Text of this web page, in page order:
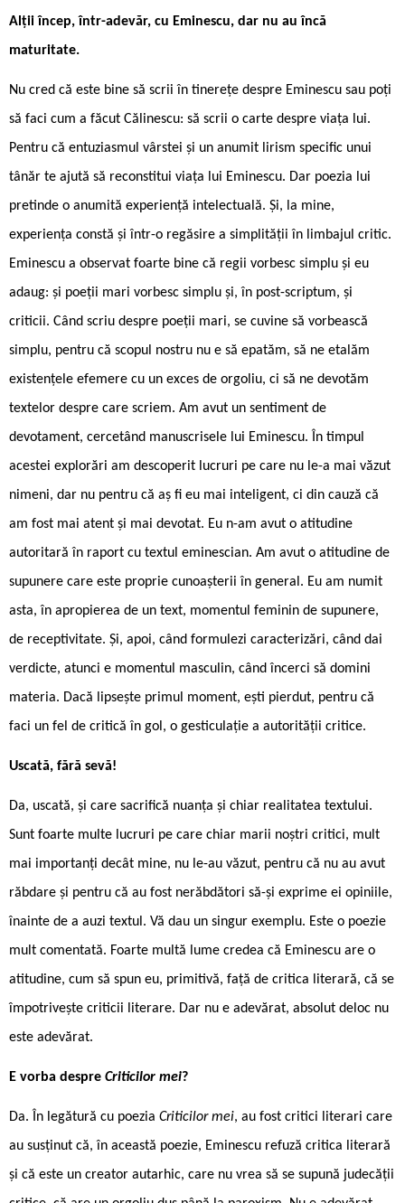
Alții încep, într-adevăr, cu Eminescu, dar nu au încă
maturitate.
Nu cred că este bine să scrii în tinerețe despre Eminescu sau poți
să faci cum a făcut Călinescu: să scrii o carte despre viața lui.
Pentru că entuziasmul vârstei și un anumit lirism specific unui
tânăr te ajută să reconstitui viața lui Eminescu. Dar poezia lui
pretinde o anumită experiență intelectuală. Și, la mine,
experiența constă și într-o regăsire a simplității în limbajul critic.
Eminescu a observat foarte bine că regii vorbesc simplu și eu
adaug: și poeții mari vorbesc simplu și, în post-scriptum, și
criticii. Când scriu despre poeții mari, se cuvine să vorbească
simplu, pentru că scopul nostru nu e să epatăm, să ne etalăm
existențele efemere cu un exces de orgoliu, ci să ne devotăm
textelor despre care scriem. Am avut un sentiment de
devotament, cercetând manuscrisele lui Eminescu. În timpul
acestei explorări am descoperit lucruri pe care nu le-a mai văzut
nimeni, dar nu pentru că aș fi eu mai inteligent, ci din cauză că
am fost mai atent și mai devotat. Eu n-am avut o atitudine
autoritară în raport cu textul eminescian. Am avut o atitudine de
supunere care este proprie cunoașterii în general. Eu am numit
asta, în apropierea de un text, momentul feminin de supunere,
de receptivitate. Și, apoi, când formulezi caracterizări, când dai
verdicte, atunci e momentul masculin, când încerci să domini
materia. Dacă lipsește primul moment, ești pierdut, pentru că
faci un fel de critică în gol, o gesticulație a autorității critice.
Uscată, fără sevă!
Da, uscată, și care sacrifică nuanța și chiar realitatea textului.
Sunt foarte multe lucruri pe care chiar marii noștri critici, mult
mai importanți decât mine, nu le-au văzut, pentru că nu au avut
răbdare și pentru că au fost nerăbdători să-și exprime ei opiniile,
înainte de a auzi textul. Vă dau un singur exemplu. Este o poezie
mult comentată. Foarte multă lume credea că Eminescu are o
atitudine, cum să spun eu, primitivă, față de critica literară, că se
împotrivește criticii literare. Dar nu e adevărat, absolut deloc nu
este adevărat.
E vorba despre Criticilor mei?
Da. În legătură cu poezia Criticilor mei, au fost critici literari care
au susținut că, în această poezie, Eminescu refuză critica literară
și că este un creator autarhic, care nu vrea să se supună judecății